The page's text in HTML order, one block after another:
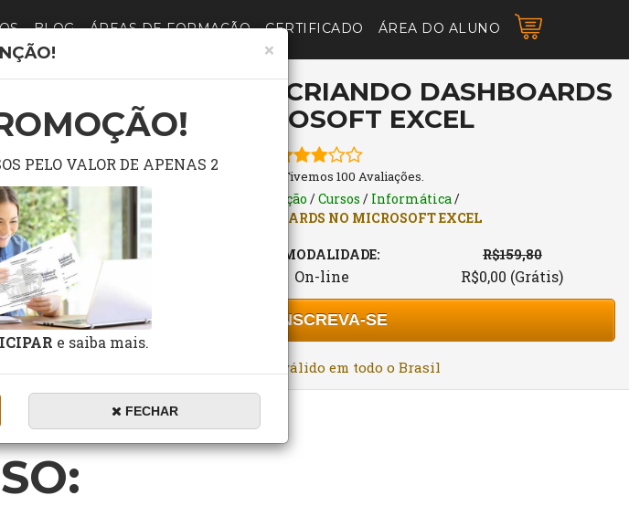
BLOG ÁREAS DE FORMAÇÃO CERTIFICADO ÁREA DO ALUNO
CURSO GRÁTIS DE CRIANDO DASHBOARDS
NO MICROSOFT EXCEL
3 Estrelas. Tivemos 100 Avaliações.
Cursos de Formação /Cursos / Informática/
CRIANDO DASHBOARDS NO MICROSOFT EXCEL
DURAÇÃO: MODALIDADE:
On-line
R$159,80
R$0,00 (Grátis)
INSCREVA-SE
Certificado válido em todo o Brasil
×
PELO VALOR DE APENAS 2
e saiba mais.
FECHAR